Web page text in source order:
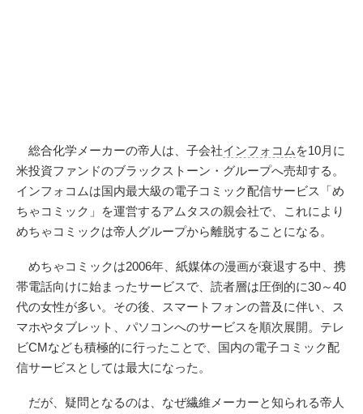
総合化学メーカーの帝人は、子会社インフォコム を10月に
米投資ファンドのブラックストーン・グループへ売却する。
インフォコムは国内最大級の電子コミック配信サービス「め
ちゃコミック」を運営するアムタスの親会社で、これにより
めちゃコミックは帝人グループから離脱することになる。
めちゃコミックは2006年、紙媒体の漫画が衰退する中、携
帯電話向けに始まったサービスで、読者層は圧倒的に30～40
代の女性が多い。その後、スマートフォンの普及に伴い、ス
マホやタブレット、パソコンへのサービスを順次展開。テレ
ビCMなども積極的に行ったことで、国内の電子コミック配
信サービスとしては最大になった。
だが、疑問となるのは、なぜ繊維メーカーと知られる帝人